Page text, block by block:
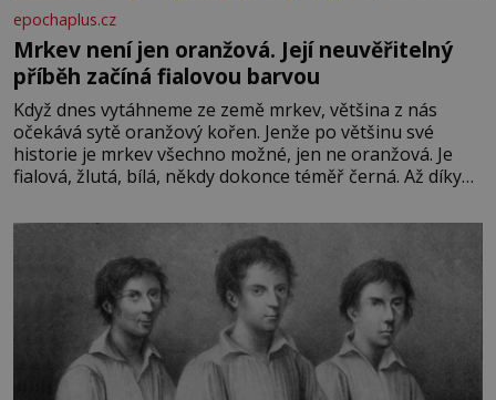
epochaplus.cz
Mrkev není jen oranžová. Její neuvěřitelný
příběh začíná fialovou barvou
Když dnes vytáhneme ze země mrkev, většina z nás
očekává sytě oranžový kořen. Jenže po většinu své
historie je mrkev všechno možné, jen ne oranžová. Je
fialová, žlutá, bílá, někdy dokonce téměř černá. Až díky
bez které si českou zahradu ani nedokážeme představit.